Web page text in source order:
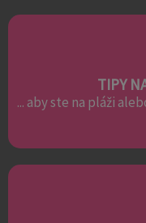
TIPY
... aby ste na pláži